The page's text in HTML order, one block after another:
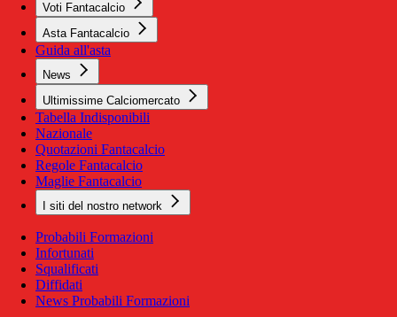
Voti Fantacalcio
Asta Fantacalcio
Guida all'asta
News
Ultimissime Calciomercato
Tabella Indisponibili
Nazionale
Quotazioni Fantacalcio
Regole Fantacalcio
Maglie Fantacalcio
I siti del nostro network
Probabili Formazioni
Infortunati
Squalificati
Diffidati
News Probabili Formazioni